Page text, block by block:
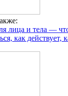
лица и тела —
как действует,